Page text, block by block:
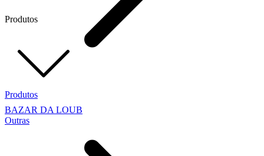
Produtos
BAZAR DA LOUB
Outras
Produtos